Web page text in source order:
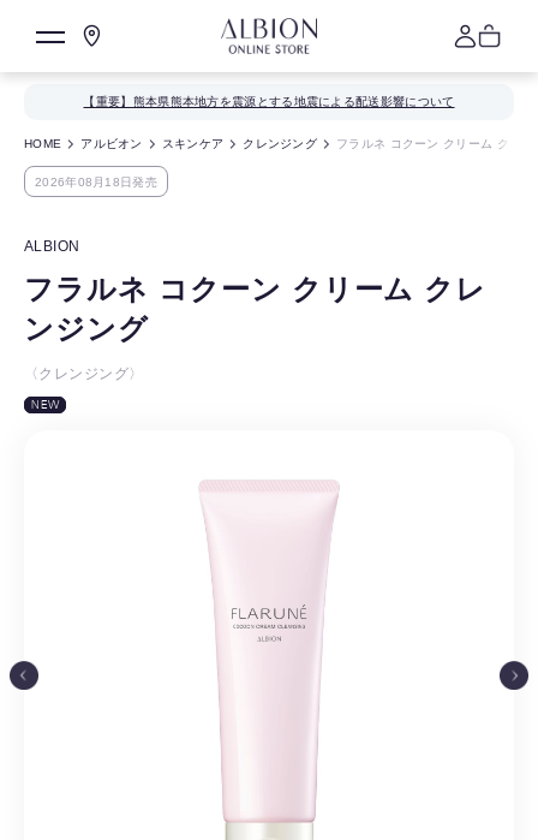
【重要】熊本県熊本地方を震源とする地震による配送影響について
HOME アルビオン スキンケア クレンジング フラルネ コクーン クリーム クレン
2026年08月18日発売
ALBION
フラルネ コクーン クリーム クレ
ンジング
〈クレンジング〉
NEW